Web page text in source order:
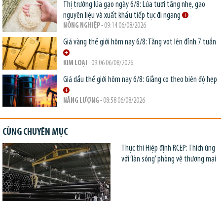
Thị trường lúa gạo ngày 6/8: Lúa tươi tăng nhẹ, gạo
nguyên liệu và xuất khẩu tiếp tục đi ngang
NÔNG NGHIỆP- 09:14 06/08/2026
Giá vàng thế giới hôm nay 6/8: Tăng vọt lên đỉnh 7 tuần
KIM LOẠI - 09:06 06/08/2026
Giá dầu thế giới hôm nay 6/8: Giằng co theo biên độ hẹp
NĂNG LƯỢNG - 08:58 06/08/2026
CÙNG CHUYÊN MỤC
Thực thi Hiệp định RCEP: Thích ứng
với ‘làn sóng’ phòng vệ thương mại